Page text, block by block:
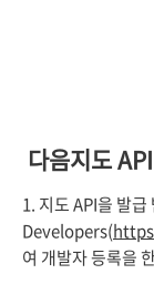
다음지도
1. 지도 API을 발
Developers(
여 개발자 등록을